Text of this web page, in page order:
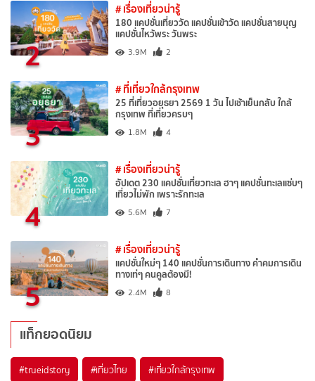
2
# เรื่องเที่ยวน่ารู้
180 แคปชั่นเที่ยววัด แคปชั่นเข้าวัด แคปชั่นสายบุญ
แคปชั่นไหว้พระ วันพระ
3.9M 2
3
# ที่เที่ยวใกล้กรุงเทพ
25 ที่เที่ยวอยุธยา 2569 1 วัน ไปเช้าเย็นกลับ ใกล้
กรุงเทพ ที่เที่ยวครบๆ
1.8M 4
4
# เรื่องเที่ยวน่ารู้
อัปเดต 230 แคปชั่นเที่ยวทะเล ฮาๆ แคปชั่นทะเลแซ่บๆ
เที่ยวไม่พัก เพราะรักทะเล
5.6M 7
5
# เรื่องเที่ยวน่ารู้
แคปชั่นใหม่ๆ 140 แคปชั่นการเดินทาง คำคมการเดิน
ทางเท่ๆ คนคูลต้องมี!
2.4M 8
แท็กยอดนิยม
#trueidstory #เที่ยวไทย #เที่ยวใกล้กรุงเทพ